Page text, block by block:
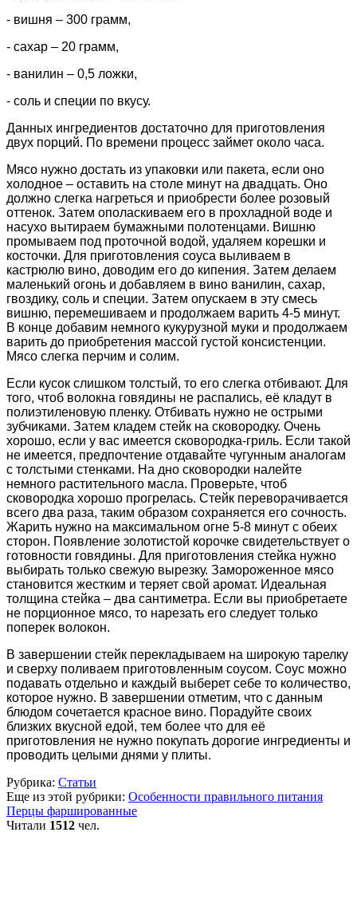
- вишня – 300 грамм,
- сахар – 20 грамм,
- ванилин – 0,5 ложки,
- соль и специи по вкусу.
Данных ингредиентов достаточно для приготовления
двух порций. По времени процесс займет около часа.
Мясо нужно достать из упаковки или пакета, если оно
холодное – оставить на столе минут на двадцать. Оно
должно слегка нагреться и приобрести более розовый
оттенок. Затем ополаскиваем его в прохладной воде и
насухо вытираем бумажными полотенцами. Вишню
промываем под проточной водой, удаляем корешки и
косточки. Для приготовления соуса выливаем в
кастрюлю вино, доводим его до кипения. Затем делаем
маленький огонь и добавляем в вино ванилин, сахар,
гвоздику, соль и специи. Затем опускаем в эту смесь
вишню, перемешиваем и продолжаем варить 4-5 минут.
В конце добавим немного кукурузной муки и продолжаем
варить до приобретения массой густой консистенции.
Мясо слегка перчим и солим.
Если кусок слишком толстый, то его слегка отбивают. Для
того, чтоб волокна говядины не распались, её кладут в
полиэтиленовую пленку. Отбивать нужно не острыми
зубчиками. Затем кладем стейк на сковородку. Очень
хорошо, если у вас имеется сковородка-гриль. Если такой
не имеется, предпочтение отдавайте чугунным аналогам
с толстыми стенками. На дно сковородки налейте
немного растительного масла. Проверьте, чтоб
сковородка хорошо прогрелась. Стейк переворачивается
всего два раза, таким образом сохраняется его сочность.
Жарить нужно на максимальном огне 5-8 минут с обеих
сторон. Появление золотистой корочке свидетельствует о
готовности говядины. Для приготовления стейка нужно
выбирать только свежую вырезку. Замороженное мясо
становится жестким и теряет свой аромат. Идеальная
толщина стейка – два сантиметра. Если вы приобретаете
не порционное мясо, то нарезать его следует только
поперек волокон.
В завершении стейк перекладываем на широкую тарелку
и сверху поливаем приготовленным соусом. Соус можно
подавать отдельно и каждый выберет себе то количество,
которое нужно. В завершении отметим, что с данным
блюдом сочетается красное вино. Порадуйте своих
близких вкусной едой, тем более что для её
приготовления не нужно покупать дорогие ингредиенты и
проводить целыми днями у плиты.
Рубрика: Статьи
Еще из этой рубрики: Особенности правильного питания
Перцы фаршированные
Читали 1512 чел.